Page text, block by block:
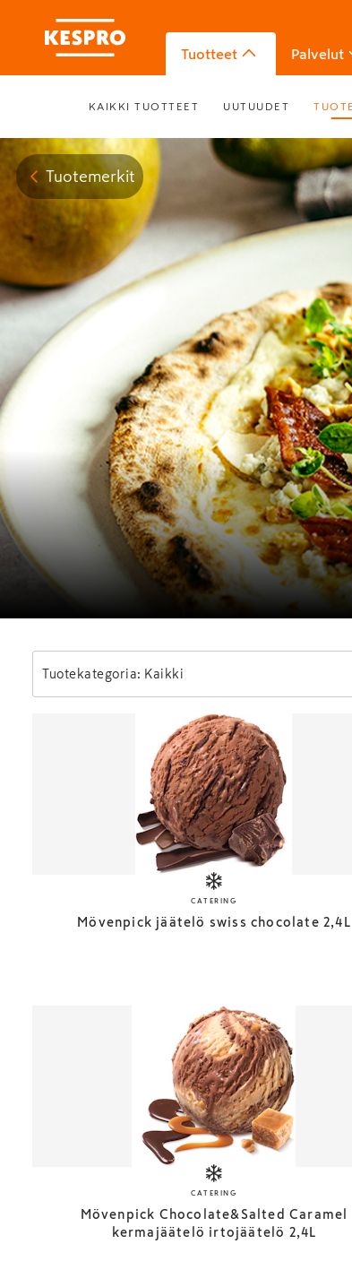
Tuotteet Palvelut
KAIKKI TUOTTEET UUTUUDET
Tuotemerkit
Tuotekategoria: Kaikki
CATERING
Mövenpick jäätelö swiss chocolate 2,4L
CATERING
Mövenpick Chocolate&Salted Caramel
kermajäätelö irtojäätelö 2,4L